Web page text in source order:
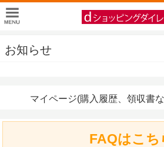
お知らせ
マイページ(購入履歴、領収書
FAQはこち